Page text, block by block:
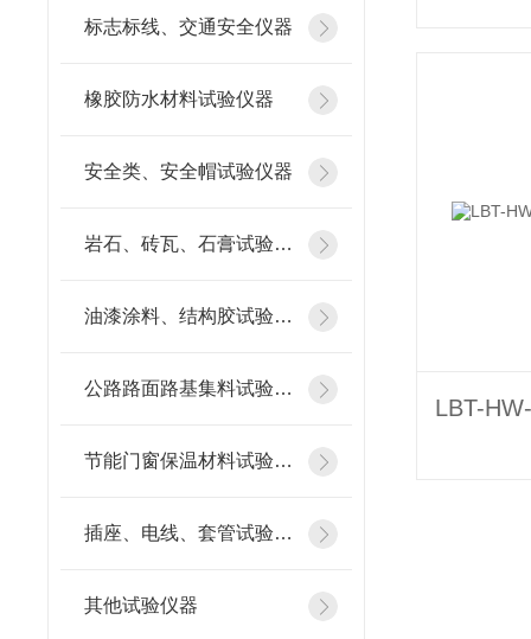
标志标线、交通安全仪器
橡胶防水材料试验仪器
安全类、安全帽试验仪器
岩石、砖瓦、石膏试验仪器
油漆涂料、结构胶试验仪器
公路路面路基集料试验仪器
节能门窗保温材料试验仪器
插座、电线、套管试验仪器
其他试验仪器